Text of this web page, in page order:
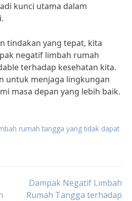
kunci utama dalam
tindakan yang tepat, kita
negatif limbah rumah
terhadap kesehatan kita.
untuk menjaga lingkungan
masa depan yang lebih baik.
rumah tangga yang tidak dapat
Dampak Negatif Limbah
Rumah Tangga terhadap